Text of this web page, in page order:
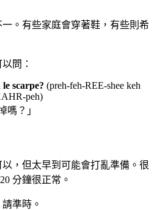
。有些家庭會穿著鞋，有些則希
問：
scarpe? (preh-feh-REE-shee keh
peh)
嗎？」
，但太早到可能會打亂準備。很
分鐘很正常。
準時。